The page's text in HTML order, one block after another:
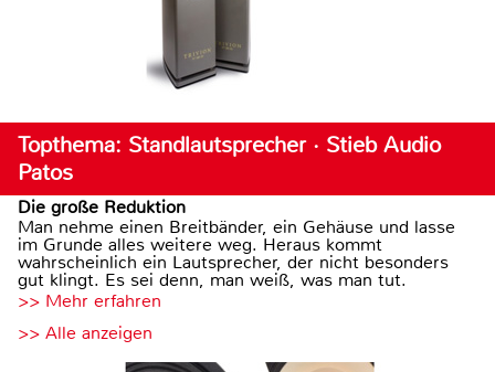
Topthema: Standlautsprecher · Stieb Audio
Patos
Die große Reduktion
Man nehme einen Breitbänder, ein Gehäuse und lasse
im Grunde alles weitere weg. Heraus kommt
wahrscheinlich ein Lautsprecher, der nicht besonders
gut klingt. Es sei denn, man weiß, was man tut.
>> Mehr erfahren
>> Alle anzeigen